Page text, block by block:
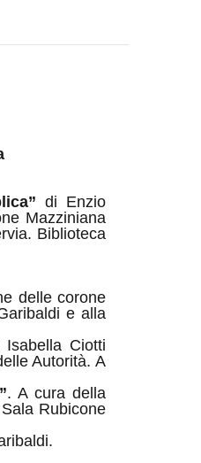
di Enzio
Mazziniana
Biblioteca
delle corone
e alla
Isabella Ciotti
Autorità. A
. A cura della
Rubicone